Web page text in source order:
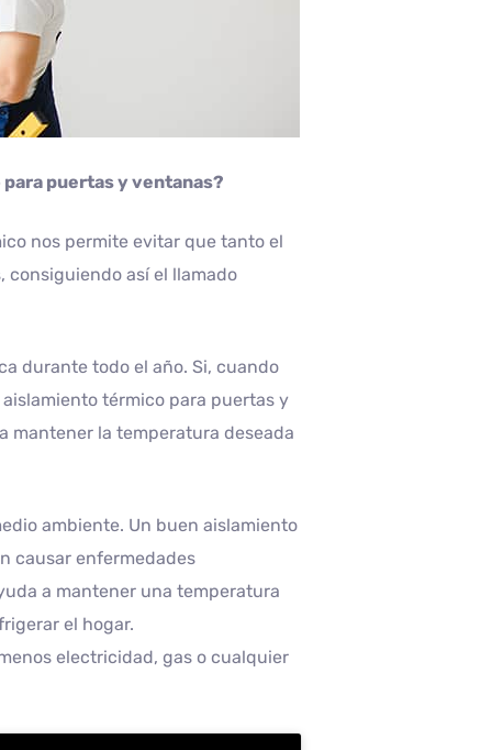
puertas y ventanas?
nos permite evitar que tanto el
consiguiendo así el llamado
durante todo el año. Si, cuando
térmico para puertas y
mantener la temperatura deseada
ambiente. Un buen aislamiento
causar enfermedades
a mantener una temperatura
el hogar.
electricidad, gas o cualquier